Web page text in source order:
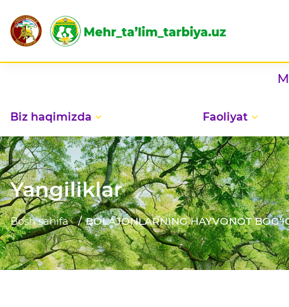
Biz haqimizda Faoliyat
Yangiliklar
Bosh sahifa BOLAJONLARNING HAYVONOT